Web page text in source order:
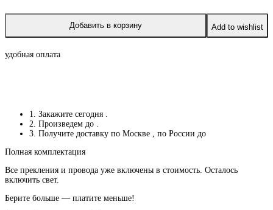
Добавить в корзину Add to wishlist
удобная оплата
1. Закажите сегодня
2. Произведем до
3. Получите доставку по Москве
, по России до
Полная комплектация
Все прекления и провода уже включены в стоимость. Осталось
включить свет.
Берите больше — платите меньше!